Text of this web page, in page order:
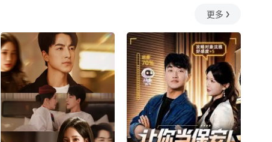
更多